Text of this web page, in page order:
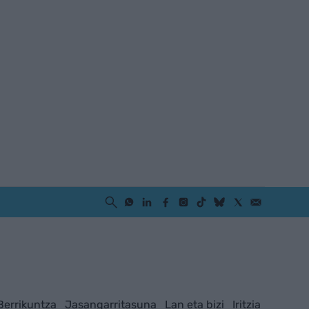
Jasangarritasuna Lan eta bizi Iritzia